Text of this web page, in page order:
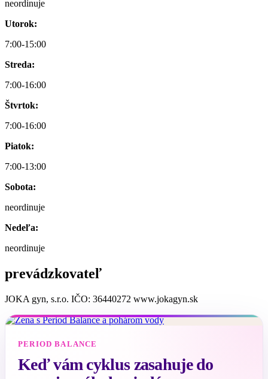
neordinuje
Utorok:
7:00-15:00
Streda:
7:00-16:00
Štvrtok:
7:00-16:00
Piatok:
7:00-13:00
Sobota:
neordinuje
Nedeľa:
neordinuje
prevádzkovateľ
JOKA gyn, s.r.o. IČO: 36440272 www.jokagyn.sk
PERIOD BALANCE
Keď vám cyklus zasahuje do